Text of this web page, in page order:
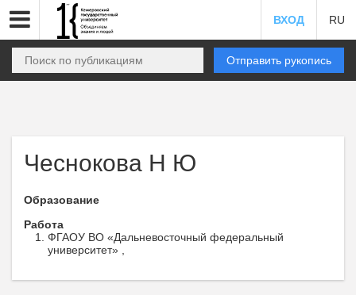
ВХОД RU
Отправить рукопись
Чеснокова Н Ю
Образование
Работа
ФГАОУ ВО «Дальневосточный федеральный
университет» ,